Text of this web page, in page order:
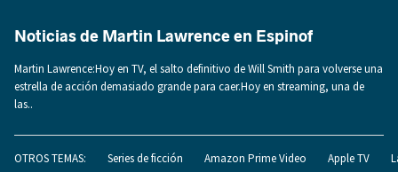
Noticias de Martin Lawrence en Espinof
Martin Lawrence:Hoy en TV, el salto definitivo de Will Smith para volverse una
estrella de acción demasiado grande para caer.Hoy en streaming, una de
las..
OTROS TEMAS: Series de ficción Amazon Prime Video Apple TV